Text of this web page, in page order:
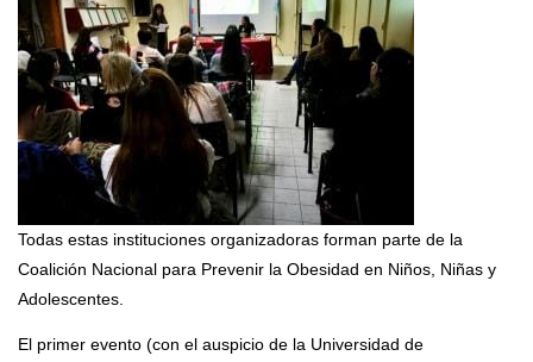
Todas estas instituciones organizadoras forman parte de la
Coalición Nacional para Prevenir la Obesidad en Niños, Niñas y
Adolescentes.
El primer evento (con el auspicio de la Universidad de